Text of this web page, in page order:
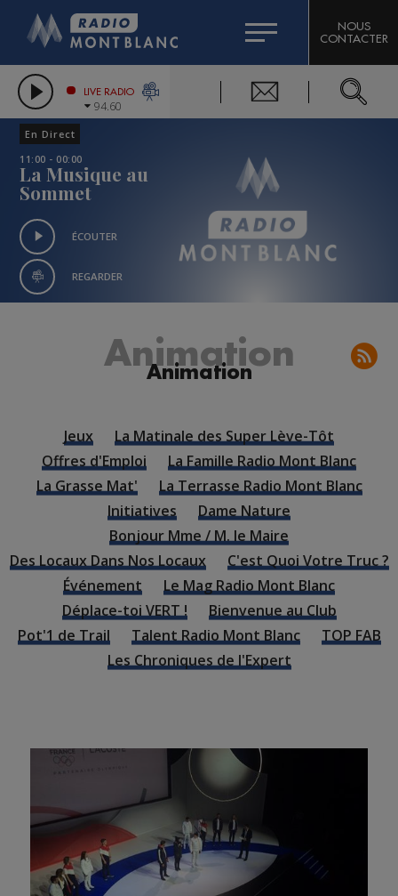
LES CHRONIQUES DE L'EXPERT
CITIZEN MACHINERY
GRAND MASSIF DOMAINES SKIABLES
COMPAGNIE DU MONT-BLANC
NOUS
CONTACTER
LIVE RADIO
94.60
En Direct
11:00 - 00:00
La Musique au
Sommet
ÉCOUTER
REGARDER
Animation
Animation
Jeux
La Matinale des Super Lève-Tôt
Offres d'Emploi
La Famille Radio Mont Blanc
La Grasse Mat'
La Terrasse Radio Mont Blanc
Initiatives
Dame Nature
Bonjour Mme / M. le Maire
Des Locaux Dans Nos Locaux
C'est Quoi Votre Truc ?
Événement
Le Mag Radio Mont Blanc
Déplace-toi VERT !
Bienvenue au Club
Pot'1 de Trail
Talent Radio Mont Blanc
TOP FAB
Les Chroniques de l'Expert